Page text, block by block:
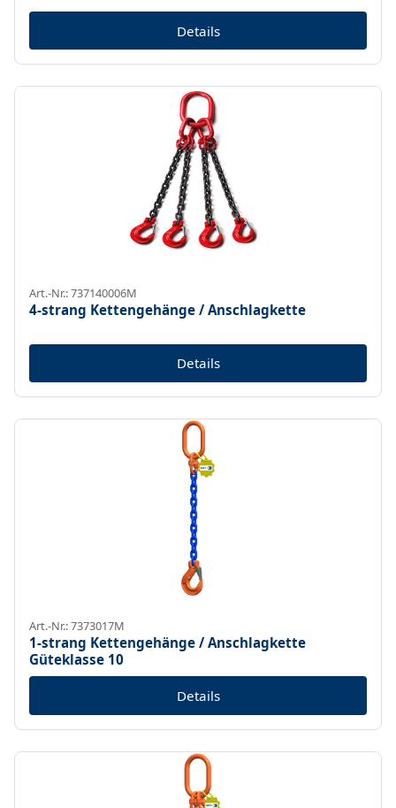
Details
Art.-Nr.: 737140006M
4-strang Kettengehänge / Anschlagkette
Details
Art.-Nr.: 7373017M
1-strang Kettengehänge / Anschlagkette
Güteklasse 10
Details